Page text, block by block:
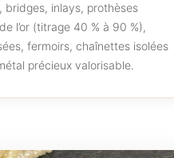
bridges, inlays, prothèses
l’or (titrage 40 % à 90 %),
fermoirs, chaînettes isolées
précieux valorisable.